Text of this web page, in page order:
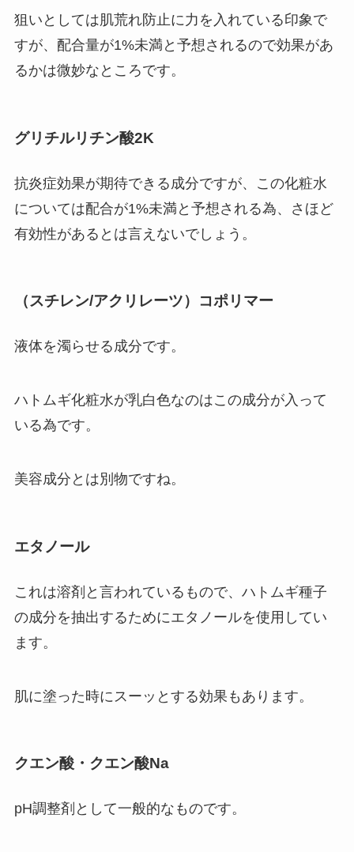
狙いとしては肌荒れ防止に力を入れている印象で
すが、配合量が1%未満と予想されるので効果があ
るかは微妙なところです。
グリチルリチン酸2K
抗炎症効果が期待できる成分ですが、この化粧水
については配合が1%未満と予想される為、さほど
有効性があるとは言えないでしょう。
（スチレン/アクリレーツ）コポリマー
液体を濁らせる成分です。
ハトムギ化粧水が乳白色なのはこの成分が入って
いる為です。
美容成分とは別物ですね。
エタノール
これは溶剤と言われているもので、ハトムギ種子
の成分を抽出するためにエタノールを使用してい
ます。
肌に塗った時にスーッとする効果もあります。
クエン酸・クエン酸Na
pH調整剤として一般的なものです。